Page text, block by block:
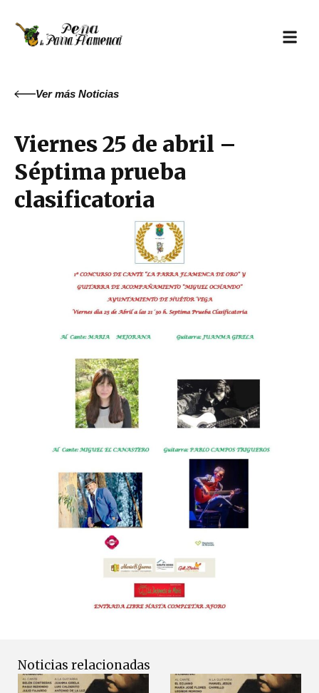
contenido
Ver más Noticias
Viernes 25 de abril –
Séptima prueba
clasificatoria
Noticias relacionadas